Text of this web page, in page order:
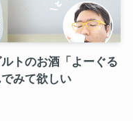
トのお酒「よーぐる
みて欲しい